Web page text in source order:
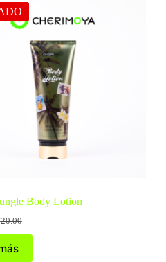
Body Lotion
20.00